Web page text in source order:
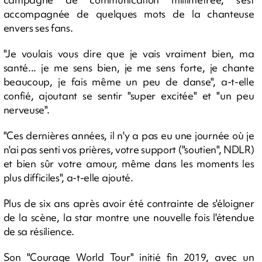
accompagnée de quelques mots de la chanteuse
envers ses fans.
"Je voulais vous dire que je vais vraiment bien, ma
santé... je me sens bien, je me sens forte, je chante
beaucoup, je fais même un peu de danse", a-t-elle
confié, ajoutant se sentir "super excitée" et "un peu
nerveuse".
"Ces dernières années, il n'y a pas eu une journée où je
n'ai pas senti vos prières, votre support ("soutien", NDLR)
et bien sûr votre amour, même dans les moments les
plus difficiles", a-t-elle ajouté.
Plus de six ans après avoir été contrainte de s'éloigner
de la scène, la star montre une nouvelle fois l'étendue
de sa résilience.
Son "Courage World Tour" initié fin 2019, avec un